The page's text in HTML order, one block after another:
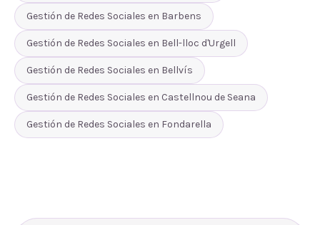
Gestión de Redes Sociales en Barbens
Gestión de Redes Sociales en Bell-lloc d'Urgell
Gestión de Redes Sociales en Bellvís
Gestión de Redes Sociales en Castellnou de Seana
Gestión de Redes Sociales en Fondarella